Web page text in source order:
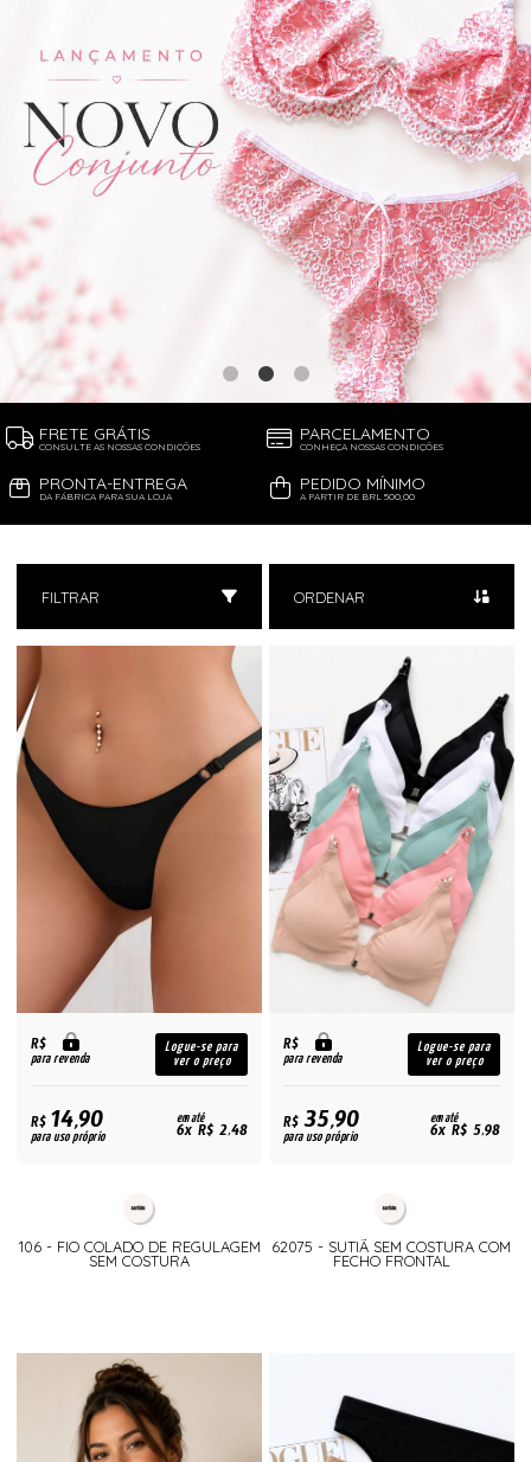
FRETE GRÁTIS
CONSULTE AS NOSSAS CONDIÇÕES
PARCELAMENTO
CONHEÇA NOSSAS CONDIÇÕES
PRONTA-ENTREGA
DA FÁBRICA PARA SUA LOJA
PEDIDO MÍNIMO
A PARTIR DE BRL 500,00
FILTRAR ORDENAR
R$
para revenda
Logue-se para
ver o preço
R$14,90
para uso próprio
em até
6x R$ 2,48
106 - FIO COLADO DE REGULAGEM
SEM COSTURA
R$
para revenda
Logue-se para
ver o preço
R$35,90
para uso próprio
em até
6x R$ 5,98
62075 - SUTIÃ SEM COSTURA COM
FECHO FRONTAL